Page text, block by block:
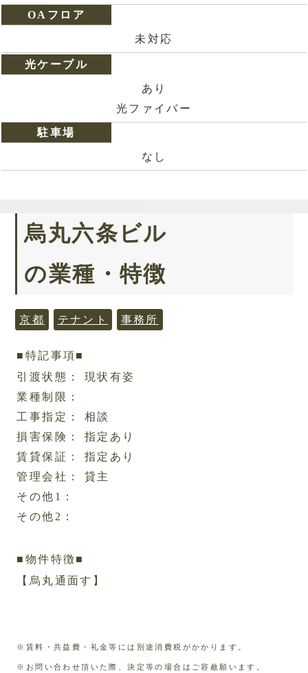
OAフロア
未対応
光ケーブル
あり
光ファイバー
駐車場
なし
烏丸六条ビル
の業種・特徴
京都 テナント 事務所
■特記事項■
引渡状態： 現状有姿
業種制限：
工事指定： 相談
損害保険： 指定あり
賃貸保証： 指定あり
管理会社： 貸主
その他1：
その他2：
■物件特徴■
【烏丸通面す】
※賃料・共益費・礼金等には別途消費税がかかります。
※お問い合わせ頂いた際、決定等の場合はご容赦願います。